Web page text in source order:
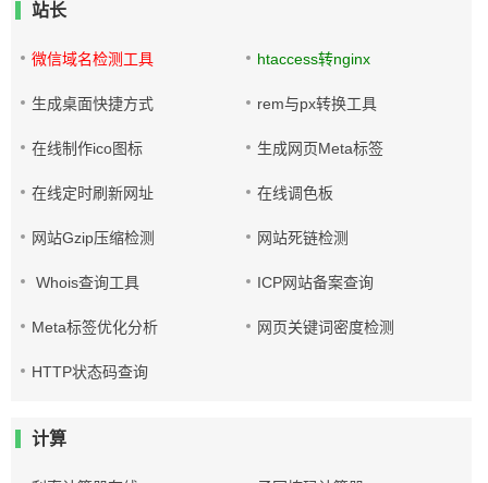
站长
微信域名检测工具 htaccess转nginx
生成桌面快捷方式 rem与px转换工具
在线制作ico图标 生成网页Meta标签
在线定时刷新网址 在线调色板
网站Gzip压缩检测 网站死链检测
Whois查询工具 ICP网站备案查询
Meta标签优化分析 网页关键词密度检测
HTTP状态码查询
计算